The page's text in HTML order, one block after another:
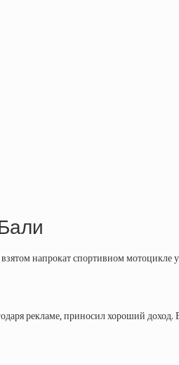
напрокат спортивном мотоцикле
рекламе, приносил хороший